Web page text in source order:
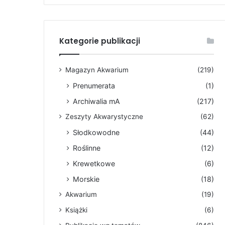
Kategorie publikacji
Magazyn Akwarium (219)
Prenumerata
(1)
Archiwalia mA
(217)
Zeszyty Akwarystyczne (62)
Słodkowodne
(44)
Roślinne
(12)
Krewetkowe
(6)
Morskie
(18)
Akwarium
(19)
Książki
(6)